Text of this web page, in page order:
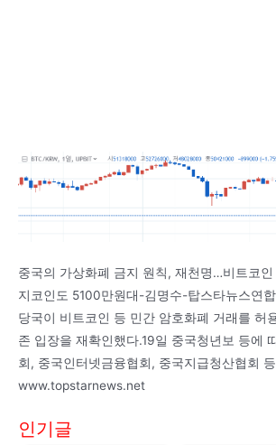
중국의 가상화폐 금지 원칙, 재천명…비트코인
지코인도 5100만원대-김명수-탑스타뉴스연
당국이 비트코인 등 민간 암호화폐 거래를 허
존 입장을 재확인했다.19일 중국청년보 등에
회, 중국인터넷금융협회, 중국지급청산협회
www.topstarnews.net
인기글